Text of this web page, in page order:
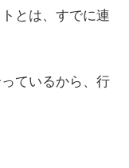
とは、すでに連
ているから、行